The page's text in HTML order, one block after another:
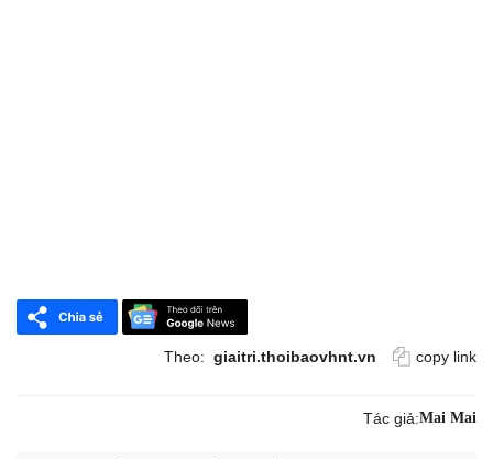
Theo: giaitri.thoibaovhnt.vn copy link
Tác giả:Mai Mai